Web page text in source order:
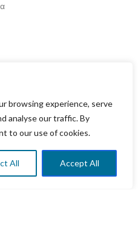
browsing experience, serve
analyse our traffic. By
to our use of cookies.
All Accept All
Επιστροφών